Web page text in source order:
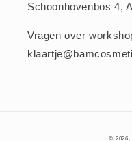
Schoonhovenbos 4,
Vragen over
© 2026,